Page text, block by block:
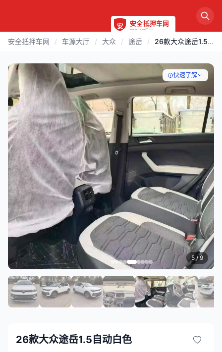
安全抵押车网 / 车源大厅 / 大众 / 途岳 / 26款大众途岳1.5自动白色
快速了解
5/ 9
26款大众途岳1.5自动白色